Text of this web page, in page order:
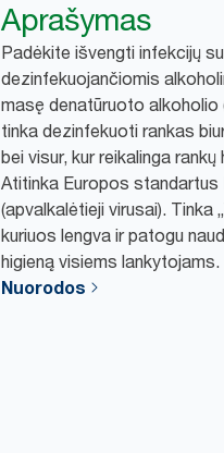
Aprašymas
Padėkite išvengti infekcijų
dezinfekuojančiomis
masę denatūruoto alkoholio
tinka dezinfekuoti rankas
bei visur, kur reikalinga
Atitinka Europos standartus
(apvalkalėtieji virusai). Tinka
kuriuos lengva ir patogu
higieną visiems lankytojams.
Nuorodos